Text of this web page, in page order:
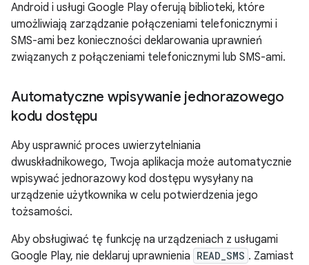
Android i usługi Google Play oferują biblioteki, które
umożliwiają zarządzanie połączeniami telefonicznymi i
SMS-ami bez konieczności deklarowania uprawnień
związanych z połączeniami telefonicznymi lub SMS-ami.
Automatyczne wpisywanie jednorazowego
kodu dostępu
Aby usprawnić proces uwierzytelniania
dwuskładnikowego, Twoja aplikacja może automatycznie
wpisywać jednorazowy kod dostępu wysyłany na
urządzenie użytkownika w celu potwierdzenia jego
tożsamości.
Aby obsługiwać tę funkcję na urządzeniach z usługami
Google Play, nie deklaruj uprawnienia READ_SMS . Zamiast